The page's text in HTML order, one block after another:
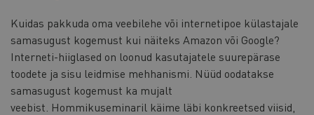
Kuidas pakkuda oma veebilehe või internetipoe külastajale
samasugust kogemust kui näiteks Amazon või Google?
Interneti-hiiglased on loonud kasutajatele suurepärase
toodete ja sisu leidmise mehhanismi. Nüüd oodatakse
samasugust kogemust ka mujalt
veebist. Hommikuseminaril käime läbi konkreetsed viisid,